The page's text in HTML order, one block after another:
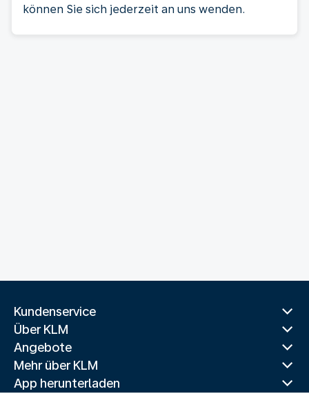
können Sie sich jederzeit an uns wenden.
Kundenservice
Über KLM
Angebote
Mehr über KLM
App herunterladen